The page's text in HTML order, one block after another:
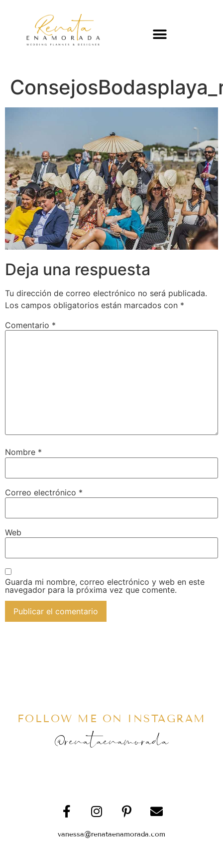
Deja una respuesta
Tu dirección de correo electrónico no será publicada.
Los campos obligatorios están marcados con *
Comentario *
Nombre *
Correo electrónico *
Web
Guarda mi nombre, correo electrónico y web en este
navegador para la próxima vez que comente.
FOLLOW ME ON INSTAGRAM
@renataenamorada
vanessa@renataenamorada.com